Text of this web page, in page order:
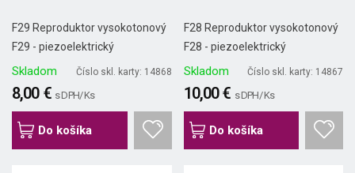
F29 Reproduktor vysokotonový
F29 - piezoelektrický
Skladom Číslo skl. karty: 14868
8,00 € s DPH/ Ks
Do košíka
F28 Reproduktor vysokotonový
F28 - piezoelektrický
Skladom Číslo skl. karty: 14867
10,00 € s DPH/ Ks
Do košíka